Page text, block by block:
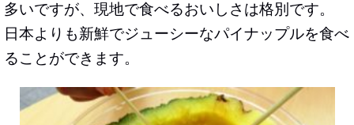
多いですが、 現地で食べるおいしさは格別 です。
日本よりも新鮮でジューシーなパイナップルを食べ
ることができます。